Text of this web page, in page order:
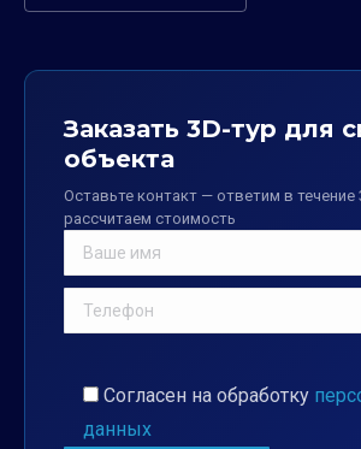
Заказать 3D-тур для
объекта
Оставьте контакт — ответим в течение
рассчитаем стоимость
Согласен на обработку
данных